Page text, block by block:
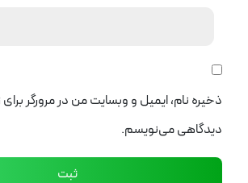
ذخیره نام، ایمیل و وبسایت من در مرورگر برای
دیدگاهی می‌نویسم.